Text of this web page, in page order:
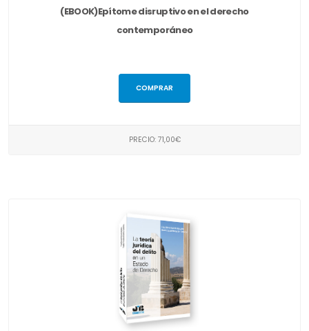
(EBOOK)Epítome disruptivo en el derecho
contemporáneo
COMPRAR
PRECIO: 71,00€